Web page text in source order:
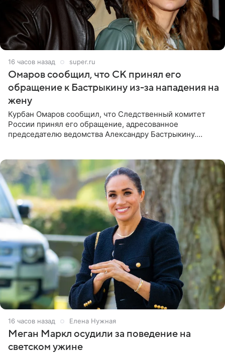
16 часов назад super.ru
Омаров сообщил, что СК принял его
обращение к Бастрыкину из-за нападения на
жену
Курбан Омаров сообщил, что Следственный комитет
России принял его обращение, адресованное
председателю ведомства Александру Бастрыкину.
16 часов назад Елена Нужная
Меган Маркл осудили за поведение на
светском ужине